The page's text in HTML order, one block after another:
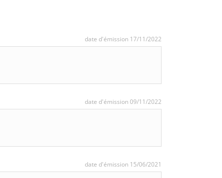
date d'émission 17/11/2022
date d'émission 09/11/2022
date d'émission 15/06/2021